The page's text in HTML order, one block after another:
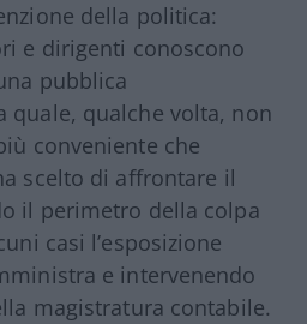
della politica:
e dirigenti conoscono
pubblica
quale, qualche volta, non
conveniente che
scelto di affrontare il
il perimetro della colpa
casi l’esposizione
e intervenendo
magistratura contabile.